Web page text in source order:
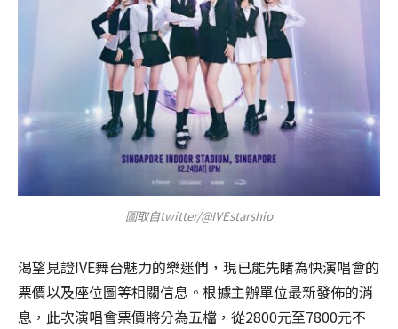
圖取自twitter/@IVEstarship
渴望見證IVE舞台魅力的樂迷們，現已能先睹為快演唱會的
票價以及座位圖等相關信息。根據主辦單位最新發佈的消
息，此次演唱會票價將分為五檔，從2800元至7800元不